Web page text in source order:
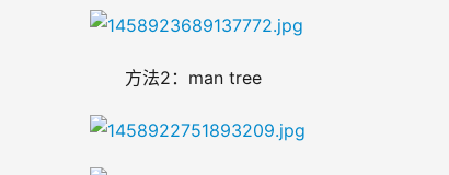
方法2：man tree